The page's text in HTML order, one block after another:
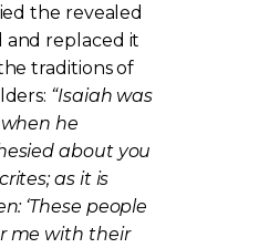
the revealed
and replaced it
traditions of
“Isaiah was
he
about you
as it is
‘These people
me with their